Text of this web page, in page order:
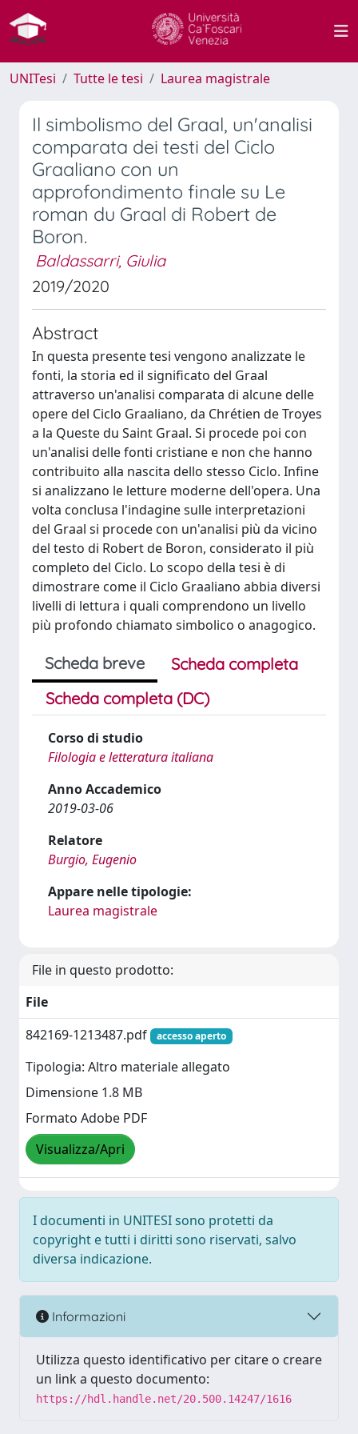
UNITesi Tutte le tesi Laurea magistrale
Il simbolismo del Graal, un'analisi
comparata dei testi del Ciclo
Graaliano con un
approfondimento finale su Le
roman du Graal di Robert de
Boron.
Baldassarri, Giulia
2019/2020
Abstract
In questa presente tesi vengono analizzate le
fonti, la storia ed il significato del Graal
attraverso un'analisi comparata di alcune delle
opere del Ciclo Graaliano, da Chrétien de Troyes
a la Queste du Saint Graal. Si procede poi con
un'analisi delle fonti cristiane e non che hanno
contribuito alla nascita dello stesso Ciclo. Infine
si analizzano le letture moderne dell'opera. Una
volta conclusa l'indagine sulle interpretazioni
del Graal si procede con un'analisi più da vicino
del testo di Robert de Boron, considerato il più
completo del Ciclo. Lo scopo della tesi è di
dimostrare come il Ciclo Graaliano abbia diversi
livelli di lettura i quali comprendono un livello
più profondo chiamato simbolico o anagogico.
Scheda breve
Scheda completa
Scheda completa (DC)
Corso di studio
Filologia e letteratura italiana
Anno Accademico
2019-03-06
Relatore
Burgio, Eugenio
Appare nelle tipologie:
Laurea magistrale
File in questo prodotto:
File
842169-1213487.pdf
accesso aperto
Tipologia: Altro materiale allegato
Dimensione 1.8 MB
Formato Adobe PDF
Visualizza/Apri
I documenti in UNITESI sono protetti da
copyright e tutti i diritti sono riservati, salvo
diversa indicazione.
Informazioni
Utilizza questo identificativo per citare o creare
un link a questo documento:
https://hdl.handle.net/20.500.14247/1616